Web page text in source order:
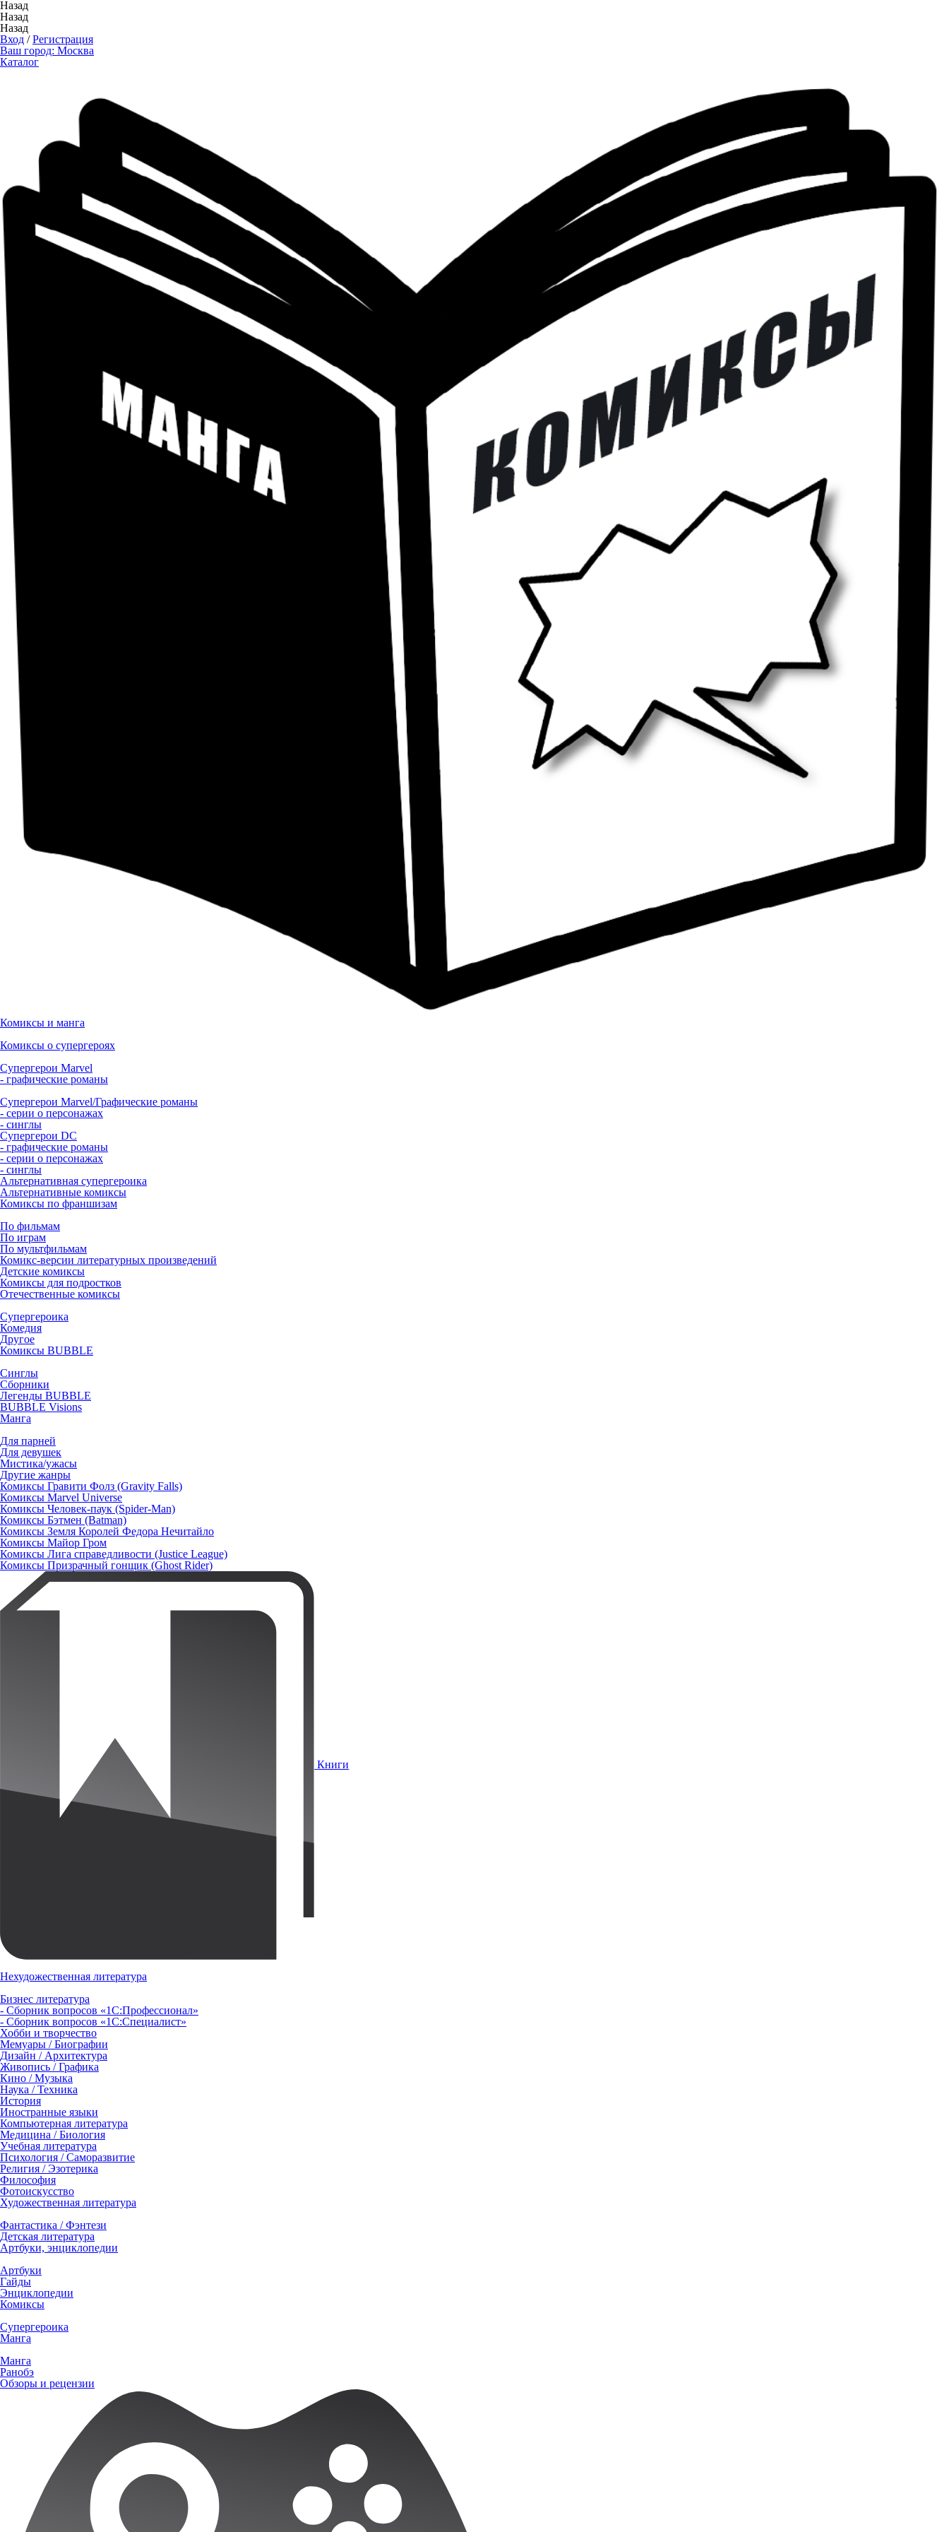
Назад
Назад
Назад
Вход /Регистрация
Ваш город: Москва
Каталог
Комиксы и манга
Комиксы о супергероях
Супергерои Marvel
- графические романы
Супергерои Marvel/Графические романы
- серии о персонажах
- синглы
Супергерои DC
- графические романы
- серии о персонажах
- синглы
Альтернативная супергероика
Альтернативные комиксы
Комиксы по франшизам
По фильмам
По играм
По мультфильмам
Комикс-версии литературных произведений
Детские комиксы
Комиксы для подростков
Отечественные комиксы
Супергероика
Комедия
Другое
Комиксы BUBBLE
Синглы
Сборники
Легенды BUBBLE
BUBBLE Visions
Манга
Для парней
Для девушек
Мистика/ужасы
Другие жанры
Комиксы Гравити Фолз (Gravity Falls)
Комиксы Marvel Universe
Комиксы Человек-паук (Spider-Man)
Комиксы Бэтмен (Batman)
Комиксы Земля Королей Федора Нечитайло
Комиксы Майор Гром
Комиксы Лига справедливости (Justice League)
Комиксы Призрачный гонщик (Ghost Rider)
Книги
Нехудожественная литература
Бизнес литература
- Сборник вопросов «1С:Профессионал»
- Сборник вопросов «1С:Специалист»
Хобби и творчество
Мемуары / Биографии
Дизайн / Архитектура
Живопись / Графика
Кино / Музыка
Наука / Техника
История
Иностранные языки
Компьютерная литература
Медицина / Биология
Учебная литература
Психология / Саморазвитие
Религия / Эзотерика
Философия
Фотоискусство
Художественная литература
Фантастика / Фэнтези
Детская литература
Артбуки, энциклопедии
Артбуки
Гайды
Энциклопедии
Комиксы
Супергероика
Манга
Манга
Ранобэ
Обзоры и рецензии